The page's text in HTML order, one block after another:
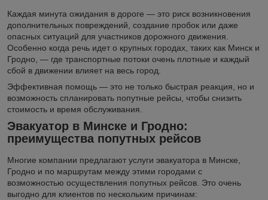
Каждая минута ожидания в дороге — это риск возникновения
дополнительных повреждений, создание пробок или даже
опасных ситуаций для участников дорожного движения.
Особенно когда речь идет о крупных городах, таких как Минск и
Гродно, — где транспортные потоки очень плотные и каждый
сбой в движении влияет на весь город.
Эффективная помощь — это не только быстрая реакция, но и
возможность спланировать попутные рейсы, чтобы снизить
стоимость и время обслуживания.
Эвакуатор в Минске и Гродно:
преимущества попутных рейсов
Многие компании предлагают услуги эвакуатора в Минске,
Гродно и по маршрутам между этими городами с
возможностью осуществления попутных рейсов. Это очень
выгодно для клиентов по нескольким причинам: